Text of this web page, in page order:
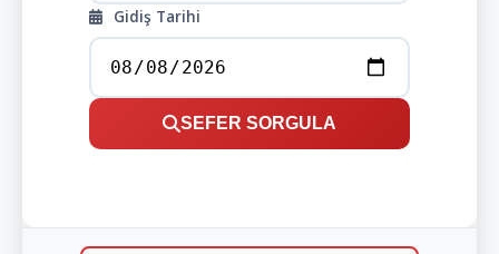
Gidiş Tarihi
SEFER SORGULA